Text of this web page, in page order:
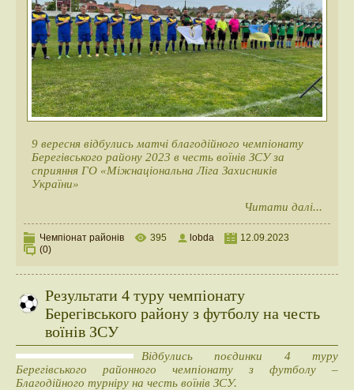
9 вересня відбулись матчі благодійного чемпіонату
Берегівського району 2023 в честь воїнів ЗСУ за
сприяння ГО «Міжнаціональна Ліга Захисників
України»
Читати далі...
Чемпіонат районів 395 lobda
12.09.2023
(0)
Результати 4 туру чемпіонату
Берегівського району з футболу на честь
воїнів ЗСУ
Відбулись поєдинки 4 туру
Берегівського районного чемпіонату з футболу –
Благодійного турніру на честь воїнів ЗСУ.